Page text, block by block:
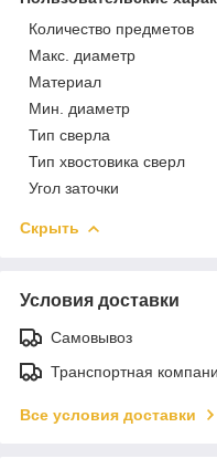
Количество предметов
Макс. диаметр
Материал
Мин. диаметр
Тип сверла
Тип хвостовика сверл
Угол заточки
Скрыть
Условия доставки
Самовывоз
Транспортная
Все условия доставки